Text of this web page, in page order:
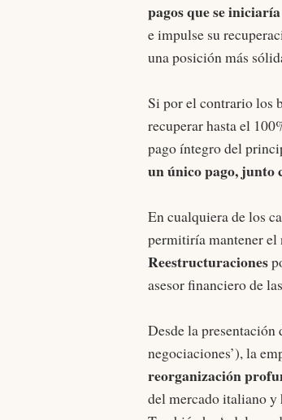
pagos que se
e impulse su
una posición más
Si por el contrario los
recuperar hasta el
pago íntegro del
un único pago, junto
En cualquiera de los
permitiría mantener el
Reestructuraciones
asesor financiero de
Desde la
negociaciones’), la
reorganización
del mercado italiano y